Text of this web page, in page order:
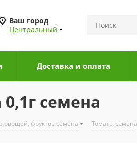
Ваш город
Центральный
Доставка и оплата
семена
овощей, фруктов семена - Томаты семена